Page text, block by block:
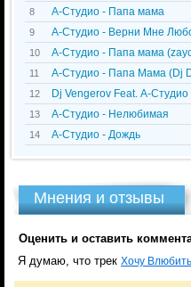
8 А-Студио - Папа мама
9 А-Студио - Верни Мне
10 А-Студио - Папа мама
11 А-Студио - Папа Мама (Dj
12 Dj Vengerov Feat. А-
13 А-Студио - Нелюбимая
14 А-Студио - Дождь
Мнения и отзывы
Оценить и оставить
Я думаю, что трек Хочу